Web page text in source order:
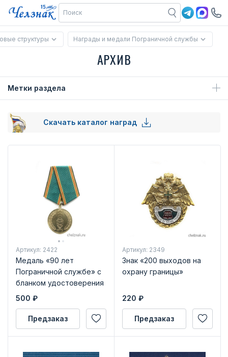
структуры Награды и медали Пограничной службы
АРХИВ
Метки раздела
Скачать каталог наград
Артикул: 2422
Медаль «90 лет
Пограничной службе» с
бланком удостоверения
500 ₽
Предзаказ
Артикул: 2349
Знак «200 выходов на
охрану границы»
220 ₽
Предзаказ